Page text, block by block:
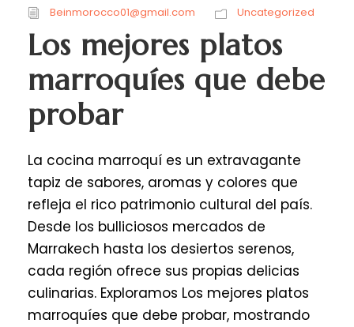
Beinmorocco01@gmail.com
Uncategorized
Los mejores platos
marroquíes que debe
probar
La cocina marroquí es un extravagante
tapiz de sabores, aromas y colores que
refleja el rico patrimonio cultural del país.
Desde los bulliciosos mercados de
Marrakech hasta los desiertos serenos,
cada región ofrece sus propias delicias
culinarias. Exploramos Los mejores platos
marroquíes que debe probar, mostrando